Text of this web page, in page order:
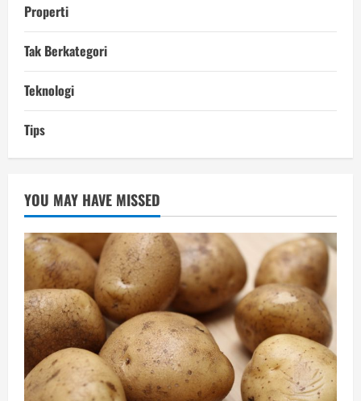
Properti
Tak Berkategori
Teknologi
Tips
YOU MAY HAVE MISSED